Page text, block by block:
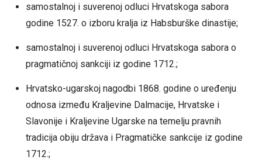
samostalnoj i suverenoj odluci Hrvatskoga sabora
godine 1527. o izboru kralja iz Habsburške dinastije;
samostalnoj i suverenoj odluci Hrvatskoga sabora o
pragmatičnoj sankciji iz godine 1712.;
Hrvatsko-ugarskoj nagodbi 1868. godine o uređenju
odnosa između Kraljevine Dalmacije, Hrvatske i
Slavonije i Kraljevine Ugarske na temelju pravnih
tradicija obiju država i Pragmatičke sankcije iz godine
1712.;